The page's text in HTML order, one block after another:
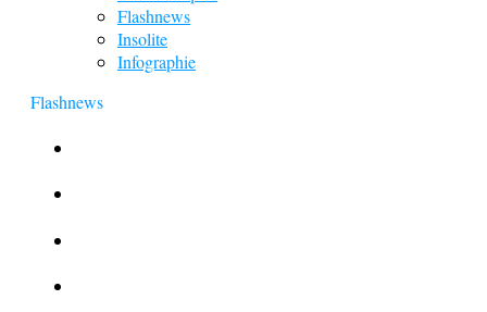
Flashnews
Insolite
Infographie
Flashnews